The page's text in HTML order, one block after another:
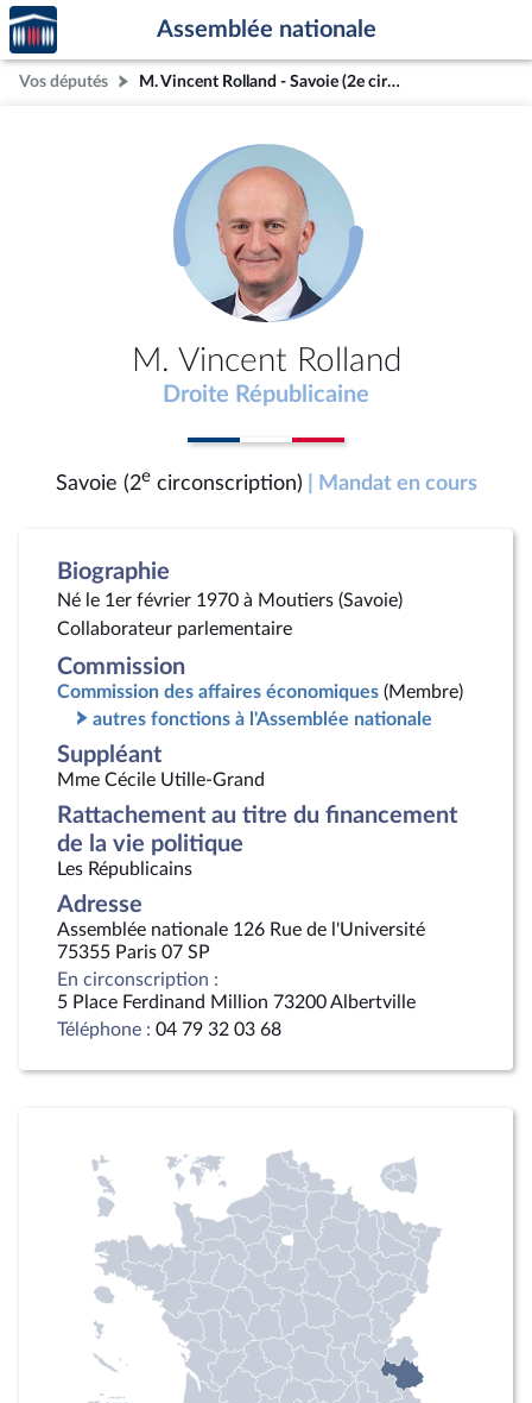
Aller au contenu
Aller en bas de la page
Accèder
à la
page
d'accueil
Assemblée nationale
Vos députés M. Vincent Rolland - Savoie (2e circonscription)
M. Vincent Rolland
Droite Républicaine
Savoie (2ecirconscription) | Mandat en cours
Biographie
Né le 1er février 1970 à Moutiers (Savoie)
Collaborateur parlementaire
Commission
Commission des affaires économiques (Membre)
autres fonctions à l'Assemblée nationale
Suppléant
Mme Cécile Utille-Grand
Rattachement au titre du financement
de la vie politique
Les Républicains
Adresse
Assemblée nationale 126 Rue de l'Université
75355 Paris 07 SP
En circonscription :
5 Place Ferdinand Million 73200 Albertville
Téléphone : 04 79 32 03 68